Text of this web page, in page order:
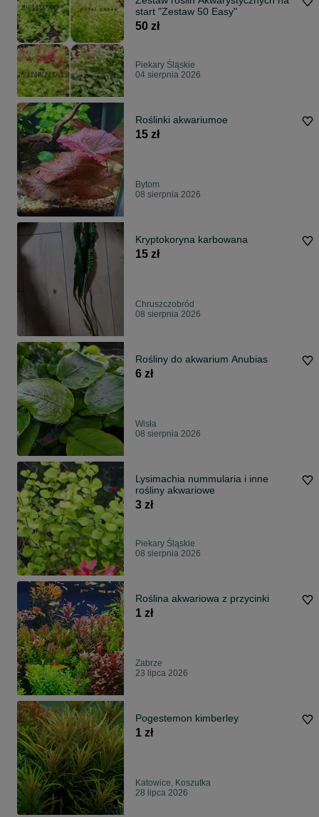
start "Zestaw 50 Easy"
50 zł
Piekary Śląskie
04 sierpnia 2026
Roślinki akwariumoe
15 zł
Bytom
08 sierpnia 2026
Kryptokoryna karbowana
15 zł
Chruszczobród
08 sierpnia 2026
Rośliny do akwarium Anubias
6 zł
Wisła
08 sierpnia 2026
Lysimachia nummularia i inne
rośliny akwariowe
3 zł
Piekary Śląskie
08 sierpnia 2026
Roślina akwariowa z przycinki
1 zł
Zabrze
23 lipca 2026
Pogestemon kimberley
1 zł
Katowice, Koszutka
28 lipca 2026